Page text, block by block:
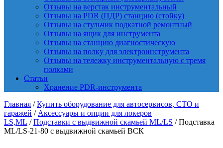
Отзывы на верстак инструментальный
Отзывы на PDR (ПДР) станцию (стойку)
Отзывы на стульчик подкатной ремонтный
Отзывы на ящик для инструмента
Отзывы на станцию диагностическую
Отзывы на полку для электроинструмента
Отзывы на тележку инструментальную с тремя
полками
Статьи
Хранение PDR-инструмента
Главная /Купить оборудование для автосервисов, СТО и
гаражей / Аксессуары и опции для локеров
LS,ML /Подставки с выдвижной скамьей ML/LS / Подставка
ML/LS-21-80 с выдвижной скамьей ВСК